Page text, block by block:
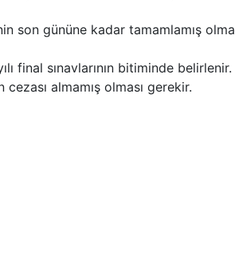
son gününe kadar tamamlamış
final sınavlarının bitiminde belirlenir.
almamış olması gerekir.